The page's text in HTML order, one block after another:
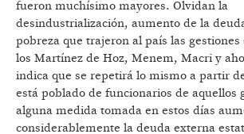
fueron muchísimo mayores. Olvidan la
desindustrialización, aumento de la
pobreza que trajeron al país las gestiones
los Martínez de Hoz, Menem, Macri y
indica que se repetirá lo mismo a partir
está poblado de funcionarios de aquellos
alguna medida tomada en estos días
considerablemente la deuda externa